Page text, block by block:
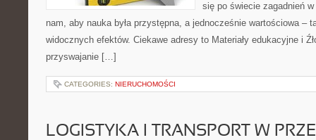
się po świecie zagadnień
nam, aby nauka była przystępna, a jednocześnie wartościowa –
widocznych efektów. Ciekawe adresy to Materiały edukacyjne i
przyswajanie […]
CATEGORIES: NIERUCHOMOŚCI
LOGISTYKA I TRANSPORT W